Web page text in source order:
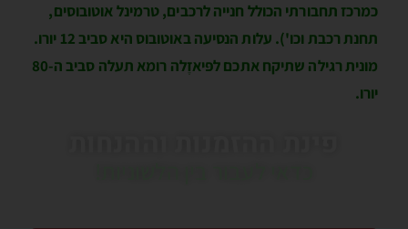
כמרכז תחבורתי הכולל חנייה לרכבים, טרמינל אוטובוסים,
תחנת רכבת וכו'). עלות הנסיעה באוטובוס היא סביב 12 יורו.
מונית רגילה שתיקח אתכם לפּיאזֶלה רומא תעלה סביב ה-80
יורו.